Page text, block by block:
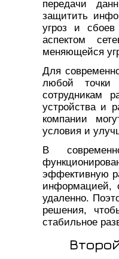
передачи
защитить
угроз и
аспектом
меняющейся
Для
любой точки
сотрудникам
устройства и
компании
условия и
В
эффективную
информацией,
удаленно.
решения,
стабильное